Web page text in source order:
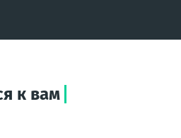
к вам